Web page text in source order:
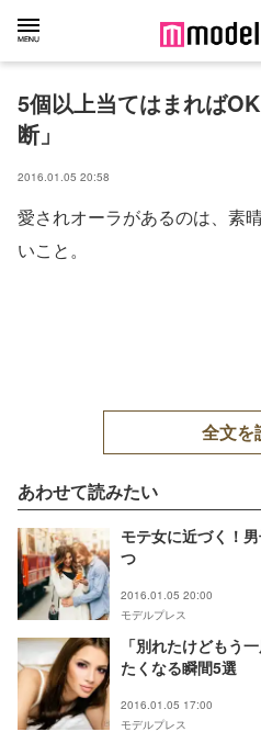
5個以上当てはまれば
断」
2016.01.05 20:58
愛されオーラがあるのは、素
いこと。
全文を
あわせて読みたい
モテ女に近づく！
つ
2016.01.05 20:00
モデルプレス
「別れたけどもう
たくなる瞬間5選
2016.01.05 17:00
モデルプレス